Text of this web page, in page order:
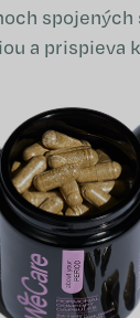
spojených
a prispieva